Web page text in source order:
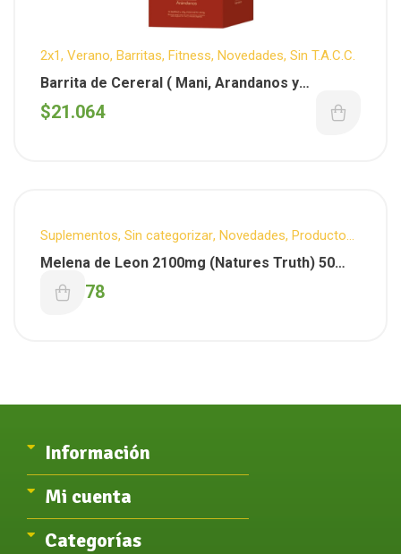
2x1, Verano, Barritas, Fitness, Novedades, Sin T.A.C.C.
Barrita de Cereral ( Mani, Arandanos y
Manzana ) x 40 gs – Vitalgy x 10 unid.
$21.064
Suplementos, Sin categorizar, Novedades, Productos
Destacados
Melena de Leon 2100mg (Natures Truth) 50
Capsulas
45.178
Información
Mi cuenta
Categorías